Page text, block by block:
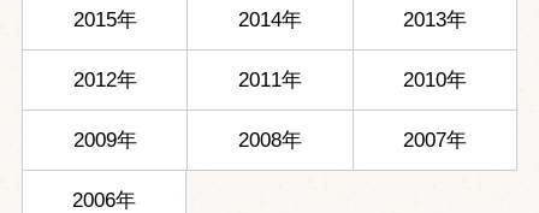
2015年 2014年 2013年
2012年 2011年 2010年
2009年 2008年 2007年
2006年